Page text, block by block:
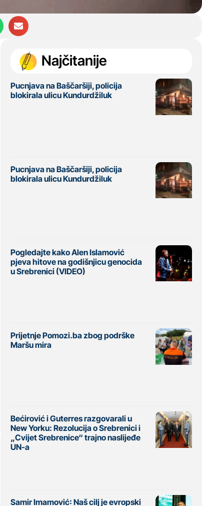
Najčitanije
Pucnjava na Baščaršiji, policija
blokirala ulicu Kundurdžiluk
Pucnjava na Baščaršiji, policija
blokirala ulicu Kundurdžiluk
Pogledajte kako Alen Islamović
pjeva hitove na godišnjicu genocida
u Srebrenici (VIDEO)
Prijetnje Pomozi.ba zbog podrške
Maršu mira
Bećirović i Guterres razgovarali u
New Yorku: Rezolucija o Srebrenici i
„Cvijet Srebrenice“ trajno naslijeđe
UN-a
Samir Imamović: Naš cilj je evropski